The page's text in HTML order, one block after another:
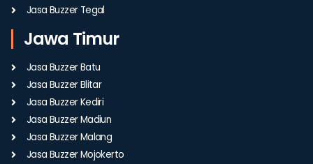
Jasa Buzzer Tegal
Jawa Timur
Jasa Buzzer Batu
Jasa Buzzer Blitar
Jasa Buzzer Kediri
Jasa Buzzer Madiun
Jasa Buzzer Malang
Jasa Buzzer Mojokerto